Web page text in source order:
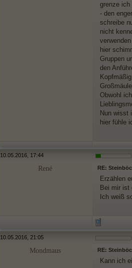
grenze ich
- den
schreibe
nicht
hier
Gruppen
den
Obwohl
Nun wisst
hier fühle
10.05.2016, 17:44
René RE:
Erzählen
Bei mir ist
Ich weiß
10.05.2016, 21:05
Mondmaus RE:
Kann ich